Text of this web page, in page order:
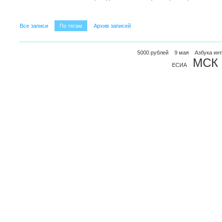
Все записи По тегам Архив записей
5000 рублей 9 мая Азбука
ЕСИА МСК